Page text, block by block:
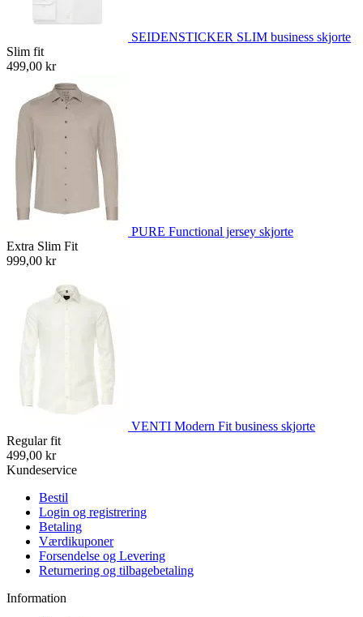
SEIDENSTICKER SLIM business skjorte
Slim fit
499,00 kr
PURE Functional jersey skjorte
Extra Slim Fit
999,00 kr
VENTI Modern Fit business skjorte
Regular fit
499,00 kr
Kundeservice
Bestil
Login og registrering
Betaling
Værdikuponer
Forsendelse og Levering
Returnering og tilbagebetaling
Information